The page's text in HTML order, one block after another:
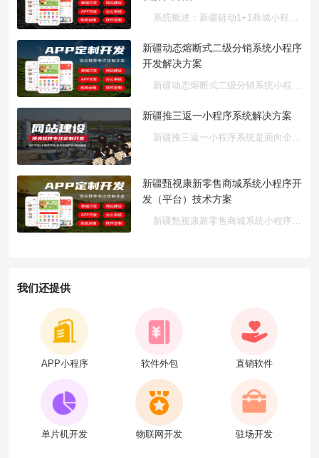
系统概述：新疆链动1+1商城小程序软件模式开发是基于社交裂变的···
新疆动态熔断式二级分销系统小程序
开发解决方案
新疆动态熔断式二级分销系统小程序开发是当前分销类软件开发领···
新疆推三返一小程序系统解决方案
新疆推三返一小程序系统是面向企业数字化转型的创新系统类解决···
新疆甄视康新零售商城系统小程序开
发（平台）技术方案
新疆甄视康新零售商城系统小程序开发（平台）是面向新零售场景···
我们还提供
APP小程序 软件外包 直销软件
单片机开发 物联网开发 驻场开发